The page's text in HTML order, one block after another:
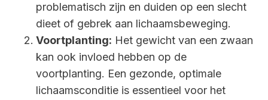
problematisch zijn en duiden op een slecht
dieet of gebrek aan lichaamsbeweging.
Voortplanting: Het gewicht van een zwaan
kan ook invloed hebben op de
voortplanting. Een gezonde, optimale
lichaamsconditie is essentieel voor het